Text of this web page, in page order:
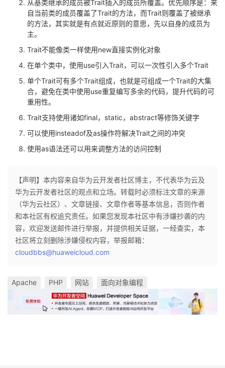
从基类继承的成员被Trait插入的成员所覆盖。优先顺序是：来
自当前类的成员覆盖了Trait的方法，而Trait则覆盖了被继承
的方法，其实就是有点就近原则的意思，先以自身的成员为
主。
Trait不能像类一样使用new直接实例化对象
在单个类中，使用use引入Trait，可以一次性引入多个Trait
单个Trait可有多个Trait组成，也就是可组成一个Trait的大集
合，避免在类中使用use重复编写多余的代码，提升代码的可
重用性。
Trait支持使用诸如final，static，abstract等修饰关键字
可以使用insteadof及as操作符解决Trait之间的冲突
使用as语法还可以用来调整方法的访问控制
【声明】本内容来自华为云开发者社区博主，不代表华为云及
华为云开发者社区的观点和立场。转载时必须标注文章的来源
（华为云社区）、文章链接、文章作者等基本信息，否则作者
和本社区有权追究责任。如果您发现本社区中有涉嫌抄袭的内
容，欢迎发送邮件进行举报，并提供相关证据，一经查实，本
社区将立刻删除涉嫌侵权内容，举报邮箱：
cloudbbs@huaweicloud.com
Apache PHP 网站 面向对象编程